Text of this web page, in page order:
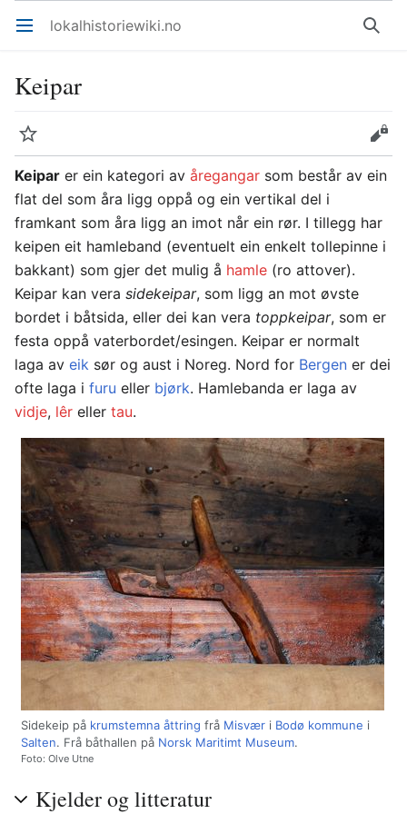
Åpne hovedmenyen lokalhistoriewiki.no Søk
Keipar
Overvåk
Rediger
Keipar er ein kategori av åregangar som består av ein
flat del som åra ligg oppå og ein vertikal del i
framkant som åra ligg an imot når ein rør. I tillegg har
keipen eit hamleband (eventuelt ein enkelt tollepinne i
bakkant) som gjer det mulig å hamle (ro attover).
Keipar kan vera sidekeipar, som ligg an mot øvste
bordet i båtsida, eller dei kan vera toppkeipar, som er
festa oppå vaterbordet/esingen. Keipar er normalt
laga av eik sør og aust i Noreg. Nord for Bergen er dei
ofte laga i furu eller bjørk. Hamlebanda er laga av
vidje, lêr eller tau.
Sidekeip på krumstemna åttring frå Misvær i Bodø kommune i
Salten. Frå båthallen på Norsk Maritimt Museum.
Foto: Olve Utne
Kjelder og litteratur